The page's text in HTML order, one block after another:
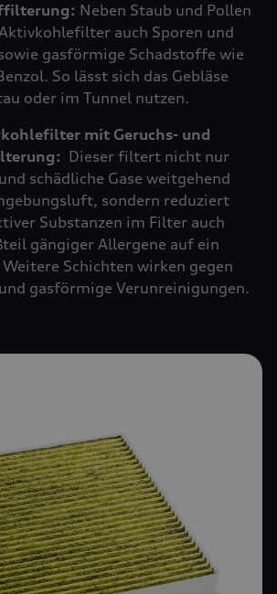
Neben Staub und Pollen
auch Sporen und
gasförmige Schadstoffe wie
So lässt sich das Gebläse
oder im Tunnel nutzen.
mit Geruchs- und
Dieser filtert nicht nur
schädliche Gase weitgehend
sondern reduziert
Substanzen im Filter auch
gängiger Allergene auf ein
Schichten wirken gegen
gasförmige Verunreinigungen.